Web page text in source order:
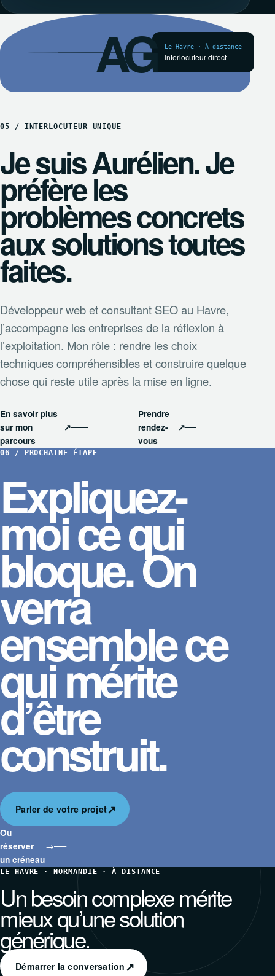
AG Le Havre · À distance
Interlocuteur direct
05 / INTERLOCUTEUR UNIQUE
Je suis Aurélien. Je
préfère les
problèmes concrets
aux solutions toutes
faites.
Développeur web et consultant SEO au Havre,
j’accompagne les entreprises de la réflexion à
l’exploitation. Mon rôle : rendre les choix
techniques compréhensibles et construire quelque
chose qui reste utile après la mise en ligne.
En savoir plus
sur mon
parcours
↗
Prendre
rendez-
vous
↗
06 / PROCHAINE ÉTAPE
Expliquez-
moi ce qui
bloque. On
verra
ensemble ce
qui mérite
d’être
construit.
Parler de votre projet↗
Ou
réserver
un créneau
→
LE HAVRE · NORMANDIE · À DISTANCE
Un besoin complexe mérite
mieux qu’une solution
générique.
Démarrer la conversation ↗